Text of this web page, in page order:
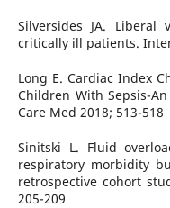
Silversides JA.
critically ill patients.
Long E. Cardiac Index
Children With Sepsis-
Care Med 2018; 513-518
Sinitski L. Fluid
respiratory morbidity
retrospective cohort
205-209